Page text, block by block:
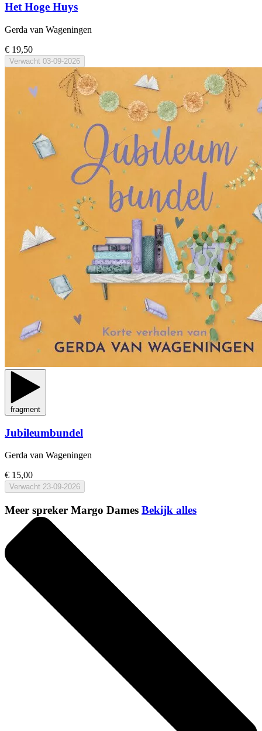
Het Hoge Huys
Gerda van Wageningen
€ 19,50
Verwacht 03-09-2026
fragment
Jubileumbundel
Gerda van Wageningen
€ 15,00
Verwacht 23-09-2026
Meer spreker Margo Dames Bekijk alles